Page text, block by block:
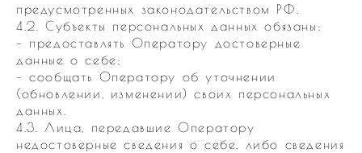
предусмотренных законодательством РФ.
4.2. Субъекты персональных данных обязаны:
– предоставлять Оператору достоверные
данные о себе;
– сообщать Оператору об уточнении
(обновлении, изменении) своих персональных
данных.
4.3. Лица, передавшие Оператору
недостоверные сведения о себе, либо сведения